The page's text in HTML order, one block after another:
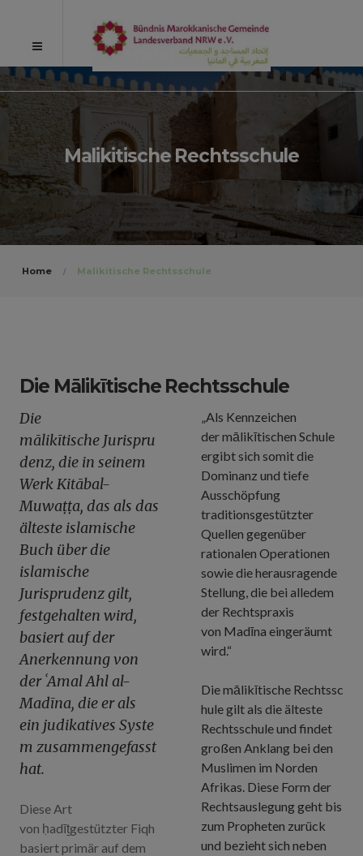
Malikitische Rechtsschule
Home Malikitische Rechtsschule
Die Mālikītische Rechtsschule
Die
mālikītische Jurispru
denz, die in seinem
Werk Kitābal-
Muwaṭṭa, das als das
älteste islamische
Buch über die
islamische
Jurisprudenz gilt,
festgehalten wird,
basiert auf der
Anerkennung von
derʿAmalAhl al-
Madīna, die er als
ein judikatives Syste
m zusammengefasst
hat.
Diese Art
von ḥadīṯgestützter Fiqh
basiert primär auf dem
„Als Kennzeichen
dermālikītischen Schule
ergibt sich somit die
Dominanz und tiefe
Ausschöpfung
traditionsgestützter
Quellen gegenüber
rationalen Operationen
sowie die herausragende
Stellung, die bei alledem
der Rechtspraxis
von Madīna eingeräumt
wird.“
DiemālikītischeRechtssc
hule gilt als die älteste
Rechtsschule und findet
großen Anklang bei den
Muslimen im Norden
Afrikas. Diese Form der
Rechtsauslegung geht bis
zum Propheten zurück
und bezieht sich neben